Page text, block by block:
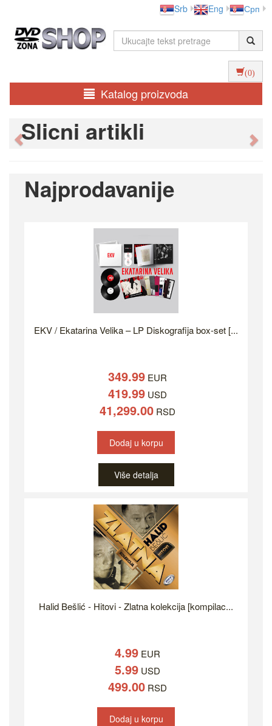
Srb Eng Срп
(0)
Katalog proizvoda
Slicni artikli
Previous
Najprodavanije
EKV / Ekatarina Velika – LP Diskografija box-set [...
349.99 EUR
419.99 USD
41,299.00 RSD
Dodaj u korpu
Više detalja
Halid Bešlić - Hitovi - Zlatna kolekcija [kompilac...
4.99 EUR
5.99 USD
499.00 RSD
Dodaj u korpu